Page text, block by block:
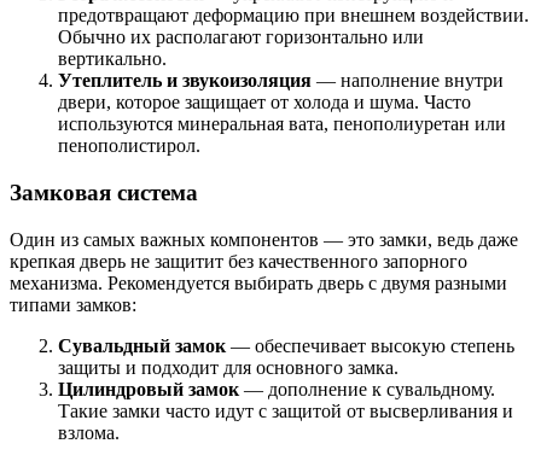
предотвращают деформацию при внешнем воздействии.
Обычно их располагают горизонтально или
вертикально.
Утеплитель и звукоизоляция — наполнение внутри
двери, которое защищает от холода и шума. Часто
используются минеральная вата, пенополиуретан или
пенополистирол.
Замковая система
Один из самых важных компонентов — это замки, ведь даже
крепкая дверь не защитит без качественного запорного
механизма. Рекомендуется выбирать дверь с двумя разными
типами замков:
Сувальдный замок — обеспечивает высокую степень
защиты и подходит для основного замка.
Цилиндровый замок — дополнение к сувальдному.
Такие замки часто идут с защитой от высверливания и
взлома.